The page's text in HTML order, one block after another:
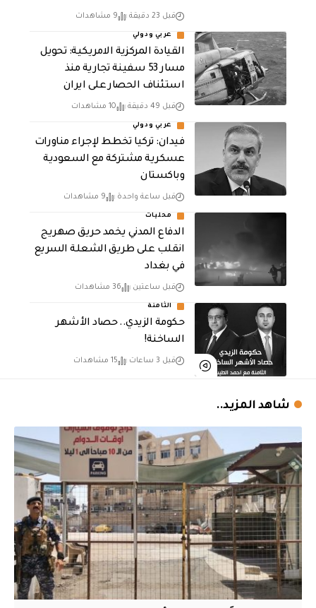
قبل 23 دقيقة 9 مشاهدات
عربي ودولي
القيادة المركزية الامريكية: تحويل
مسار 53 سفينة تجارية منذ
استئناف الحصار على ايران
قبل 49 دقيقة 10 مشاهدات
عربي ودولي
فيدان: تركيا تخطط لإجراء مناورات
عسكرية مشتركة مع السعودية
وباكستان
قبل ساعة واحدة 9 مشاهدات
محليات
الدفاع المدني يخمد حريق صهريج
انقلب على طريق الشعلة السريع
في بغداد
قبل ساعتين 36 مشاهدات
الثامنة
حكومة الزيدي.. حصاد الأشهر
الساخنة!
قبل 3 ساعات 15 مشاهدات
شاهد المزيد..